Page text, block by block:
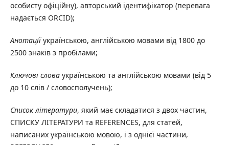
особисту офіційну), авторський ідентифікатор (перевага
надається ORCID);
Анотаціїукраїнською, англійською мовами від 1800 до
2500 знаків з пробілами;
Ключові слова українською та англійською мовами (від 5
до 10 слів / словосполучень);
Список літератури, який має складатися з двох частин,
СПИСКУ ЛІТЕРАТУРИ та REFERENCES, для статей,
написаних українською мовою, і з однієї частини,